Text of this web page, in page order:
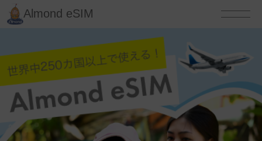
Almond eSIM